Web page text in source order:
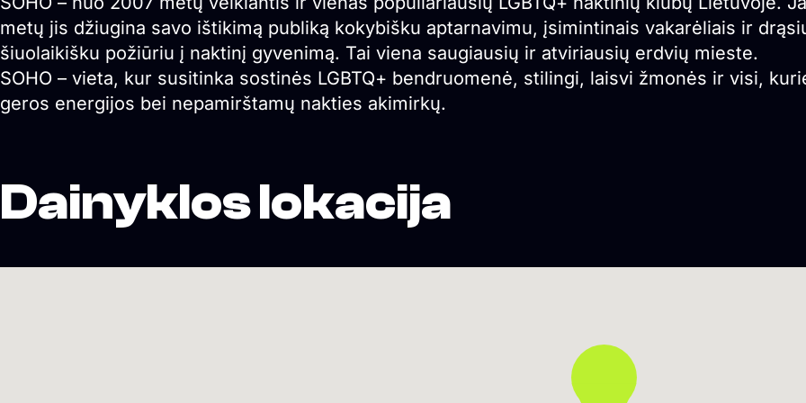
metų jis džiugina savo ištikimą publiką kokybišku aptarnavimu, įsimintinais vakarėliais ir
šiuolaikišku požiūriu į naktinį gyvenimą. Tai viena saugiausių ir atviriausių erdvių mieste.
SOHO – vieta, kur susitinka sostinės LGBTQ+ bendruomenė, stilingi, laisvi žmonės ir visi,
geros energijos bei nepamirštamų nakties akimirkų.
Dainyklos lokacija